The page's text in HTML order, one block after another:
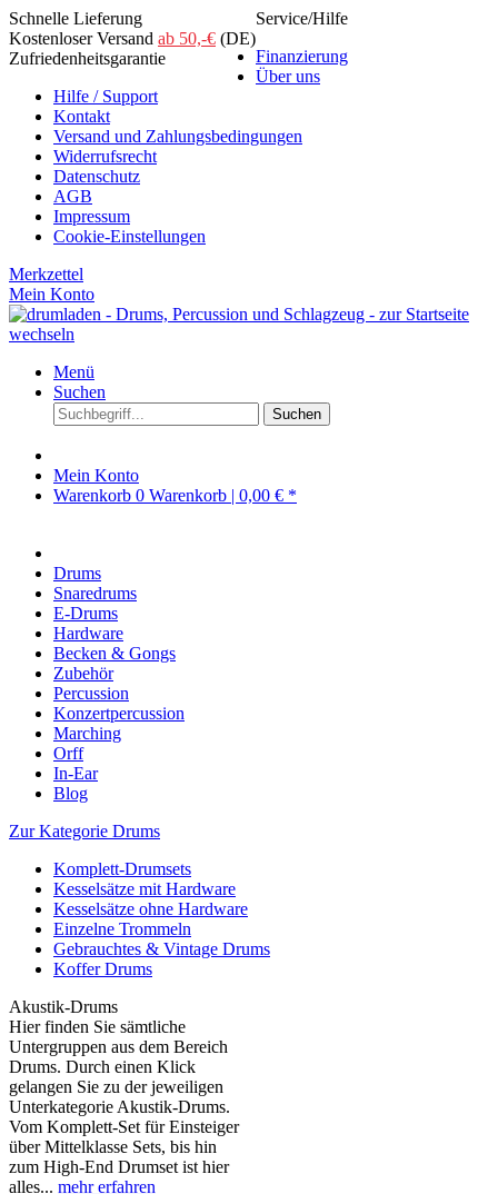
Schnelle Lieferung
Kostenloser Versand ab 50,-€ (DE)
Zufriedenheitsgarantie
Service/Hilfe
Finanzierung
Über uns
Hilfe / Support
Kontakt
Versand und Zahlungsbedingungen
Widerrufsrecht
Datenschutz
AGB
Impressum
Cookie-Einstellungen
Merkzettel
Mein Konto
Menü
Suchen
Suchen
Mein Konto
Warenkorb 0 Warenkorb | 0,00 € *
Drums
Snaredrums
E-Drums
Hardware
Becken & Gongs
Zubehör
Percussion
Konzertpercussion
Marching
Orff
In-Ear
Blog
Zur Kategorie Drums
Komplett-Drumsets
Kesselsätze mit Hardware
Kesselsätze ohne Hardware
Einzelne Trommeln
Gebrauchtes & Vintage Drums
Koffer Drums
Akustik-Drums
Hier finden Sie sämtliche
Untergruppen aus dem Bereich
Drums. Durch einen Klick
gelangen Sie zu der jeweiligen
Unterkategorie Akustik-Drums.
Vom Komplett-Set für Einsteiger
über Mittelklasse Sets, bis hin
zum High-End Drumset ist hier
alles... mehr erfahren